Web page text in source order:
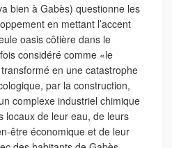
bien à Gabès) questionne les
en mettant l’accent
oasis côtière dans le
considéré comme «le
en une catastrophe
par la construction,
complexe industriel chimique
locaux de leur eau, de leurs
être économique et de leur